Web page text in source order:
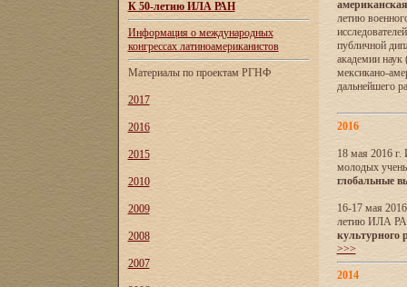
К 50-летию ИЛА РАН
Информация о международных
конгрессах латиноамериканистов
Материалы по проектам РГНФ
2017
2016
2015
2010
2009
2008
2007
летию
публичной
академии
мексикано-
дальнейшего
2016
18 мая 2016 г.
молодых
глобальные
16-17 мая
летию ИЛА
культурного
>>>
2014